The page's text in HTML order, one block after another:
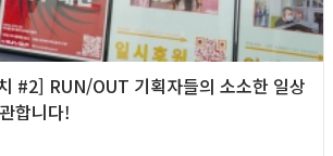
#2] RUN/OUT 기획자들의 소소한 일상
합니다!